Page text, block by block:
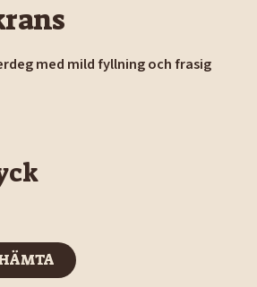
med mild fyllning och frasig
& HÄMTA